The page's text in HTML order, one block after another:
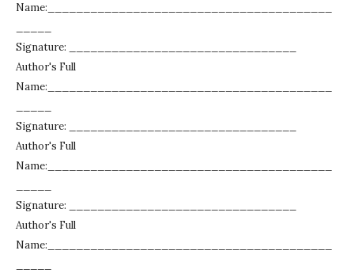
Name:________________________________________
Signature: ________________________________
Author's Full
Name:________________________________________
Signature: ________________________________
Author's Full
Name:________________________________________
Signature: ________________________________
Author's Full
Name:________________________________________